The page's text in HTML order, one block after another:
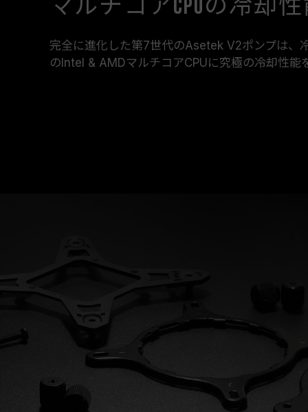
マルチコアCPUの冷却
完全に進化した第7世代のAsetek V2ポンプは、
のIntel & AMDマルチコアCPUに究極の冷却性能